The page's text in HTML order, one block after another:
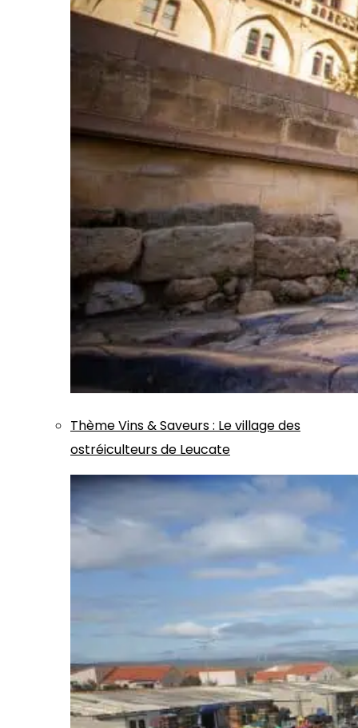
ThèmeVins & Saveurs: Le village des
ostréiculteurs de Leucate